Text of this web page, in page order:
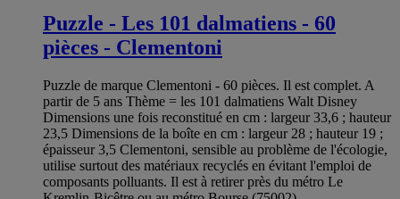
Puzzle - Les 101 dalmatiens - 60
pièces - Clementoni
Puzzle de marque Clementoni - 60 pièces. Il est complet. A
partir de 5 ans Thème = les 101 dalmatiens Walt Disney
Dimensions une fois reconstitué en cm : largeur 33,6 ; hauteur
23,5 Dimensions de la boîte en cm : largeur 28 ; hauteur 19 ;
épaisseur 3,5 Clementoni, sensible au problème de l'écologie,
utilise surtout des matériaux recyclés en évitant l'emploi de
composants polluants. Il est à retirer près du métro Le